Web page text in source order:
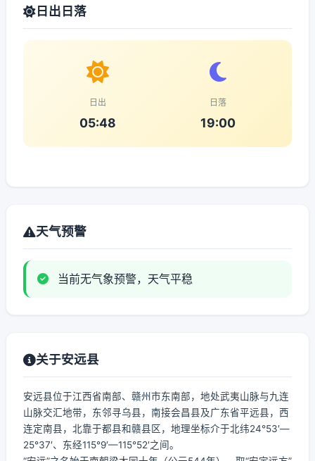
日出日落
日出
05:48
日落
19:00
天气预警
当前无气象预警，天气平稳
关于安远县
安远县位于江西省南部、赣州市东南部，地处武夷山脉与九连
山脉交汇地带，东邻寻乌县，南接会昌县及广东省平远县，西
连定南县，北靠于都县和赣县区，地理坐标介于北纬24°53′—
25°37′、东经115°9′—115°52′之间。